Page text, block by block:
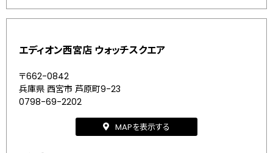
エディオン西宮店 ウォッチスクエア
〒662-0842
兵庫県 西宮市 芦原町9-23
0798-69-2202
MAPを表示する